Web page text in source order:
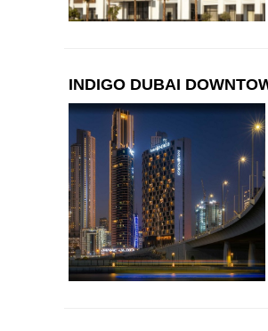
INDIGO DUBAI